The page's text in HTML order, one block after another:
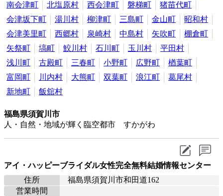
南会津町
北塩原村 西会津町 磐梯町
猪苗代町
会津坂下町
湯川村 柳津町 三島町 金山町
昭和村
会津美里町
西郷村 泉崎村 中島村 矢吹町
棚倉町
矢祭町
塙町 鮫川村 石川町 玉川村
平田村
浅川町
古殿町 三春町 小野町 広野町
楢葉町
富岡町
川内村 大熊町 双葉町 浪江町
葛尾村
新地町
飯舘村
福島県須賀川市
人・自然・地域が輝く臨空都市 すかがわ
アイ・ハッピーブライダル女性完全無料結婚情報センター
住所
福島県須賀川市和田道162
営業時間